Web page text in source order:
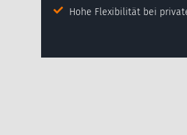
Hohe Flexibilität bei